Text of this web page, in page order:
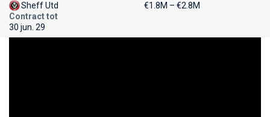
Sheff Utd
€1.8M – €2.8M
Contract tot
30 jun. 29